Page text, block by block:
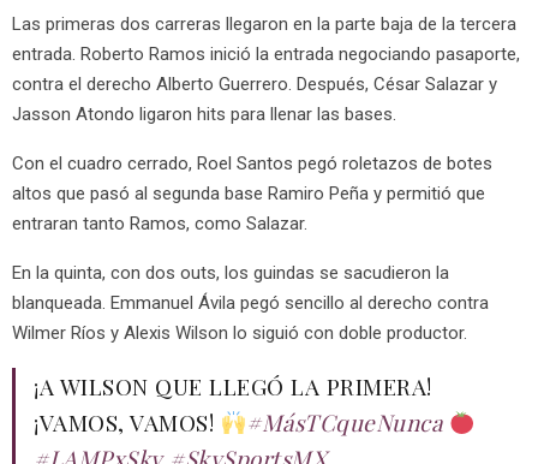
Las primeras dos carreras llegaron en la parte baja de la tercera
entrada. Roberto Ramos inició la entrada negociando pasaporte,
contra el derecho Alberto Guerrero. Después, César Salazar y
Jasson Atondo ligaron hits para llenar las bases.
Con el cuadro cerrado, Roel Santos pegó roletazos de botes
altos que pasó al segunda base Ramiro Peña y permitió que
entraran tanto Ramos, como Salazar.
En la quinta, con dos outs, los guindas se sacudieron la
blanqueada. Emmanuel Ávila pegó sencillo al derecho contra
Wilmer Ríos y Alexis Wilson lo siguió con doble productor.
¡A WILSON QUE LLEGÓ LA PRIMERA!
¡VAMOS, VAMOS!
#MásTCqueNunca